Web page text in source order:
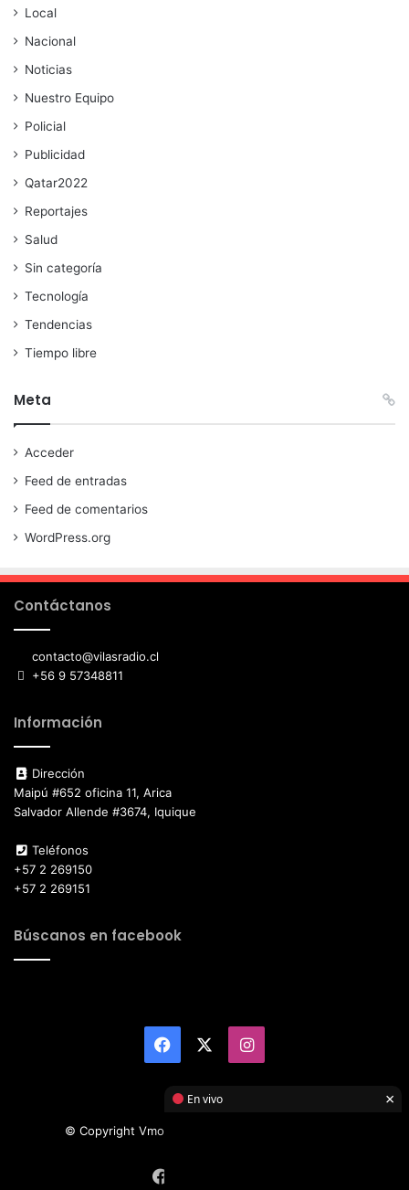
Local
Nacional
Noticias
Nuestro Equipo
Policial
Publicidad
Qatar2022
Reportajes
Salud
Sin categoría
Tecnología
Tendencias
Tiempo libre
Meta
Acceder
Feed de entradas
Feed de comentarios
WordPress.org
Contáctanos
contacto@vilasradio.cl
+56 9 57348811
Información
Dirección
Maipú #652 oficina 11, Arica
Salvador Allende #3674, Iquique
Teléfonos
+57 2 269150
+57 2 269151
Búscanos en facebook
Facebook Instagram
© Copyright Vmotor TI 2026, All Rights Reserved
En vivo ×